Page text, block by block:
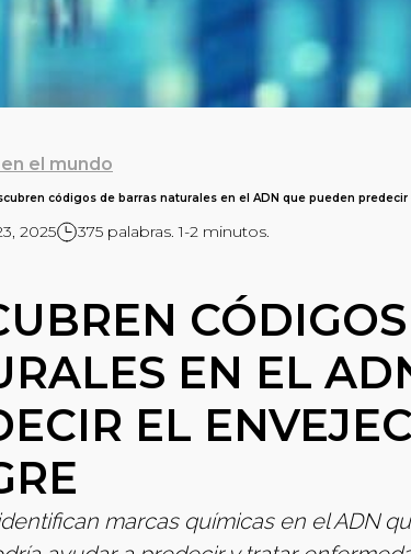
el mundo
códigos de barras naturales en el ADN que pueden
2025 375 palabras. 1-2 minutos.
EN EL
EL
marcas químicas en el ADN